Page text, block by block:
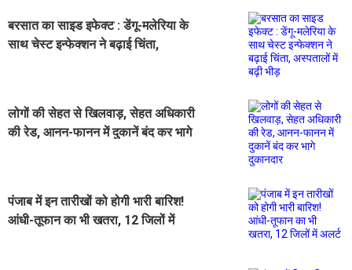
बरसात का साइड इफेक्ट : डेंगू-मलेरिया के
साथ चेस्ट इन्फेक्शन ने बढ़ाई चिंता,
लोगों की सेहत से खिलवाड़, सेहत अधिकारी
की रेड, आनन-फानन में दुकानें बंद कर भागे
पंजाब में इन तारीखों को होगी भारी बारिश!
आंधी-तूफान का भी खतरा, 12 जिलों में